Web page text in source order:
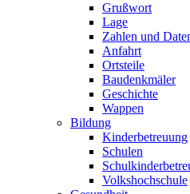
Grußwort
Lage
Zahlen und
Anfahrt
Ortsteile
Baudenkmäler
Geschichte
Wappen
Bildung
Kinderbetreuung
Schulen
Volkshochschule